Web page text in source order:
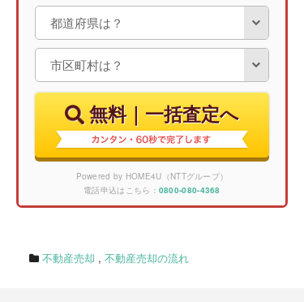
無料｜一括査定へ
Powered by HOME4U（NTTグループ）
電話申込はこちら： 0800-080-4368
不動産売却 , 不動産売却の流れ